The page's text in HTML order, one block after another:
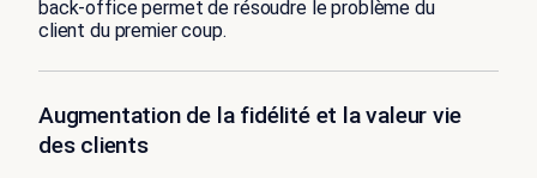
back-office permet de résoudre le problème du
client du premier coup.
Augmentation de la fidélité et la valeur vie
des clients